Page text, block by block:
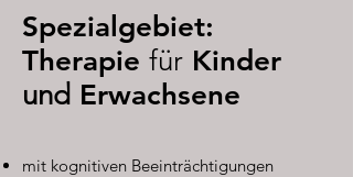
Spezialgebiet:
Therapie für Kinder
und Erwachsene
mit kognitiven Beeinträchtigungen